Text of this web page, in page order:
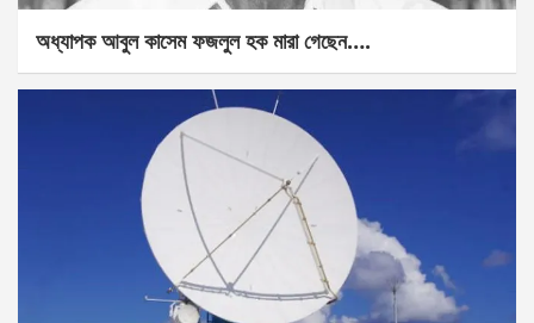
অধ্যাপক আবুল কাসেম ফজলুল হক মারা গেছেন….